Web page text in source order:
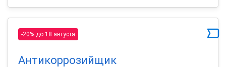
-20% до 18 августа
Антикоррозийщик